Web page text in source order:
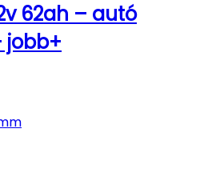
62ah – autó
jobb+